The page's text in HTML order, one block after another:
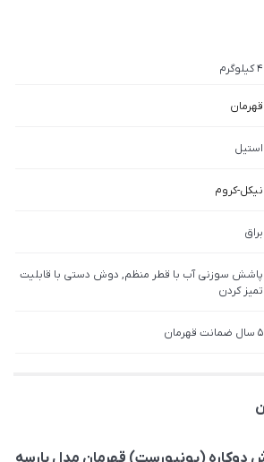
4 کیلوگرم
قهرمان
استیل
نیکل-کروم
براق
پاشش سوزنی آب با قطر منظم, دوش دستی با قابلیت
تمیز کردن
5 سال ضمانت قهرمان